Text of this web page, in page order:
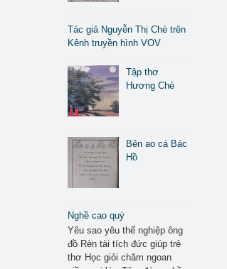
Tác giả Nguyễn Thị Chè trên
Kênh truyền hình VOV
Tập thơ
Hương Chè
Bên ao cá Bác
Hồ
Nghề cao quý
Yêu sao yêu thế nghiệp ông
đồ Rèn tài tích đức giúp trẻ
thơ Học giỏi chăm ngoan